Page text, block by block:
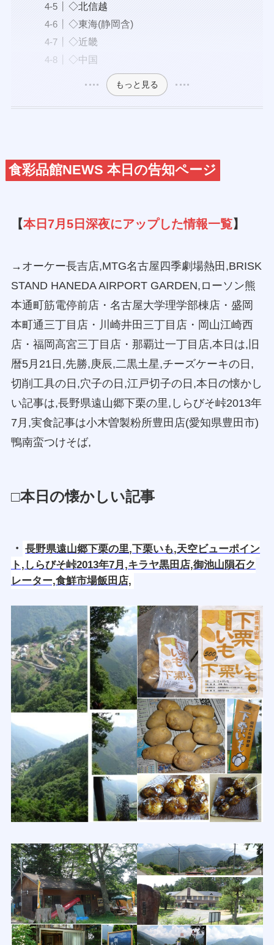
◇北信越
◇東海(静岡含)
◇近畿
◇中国
もっと見る
食彩品館NEWS 本日の告知ページ
【本日7月5日深夜にアップした情報一覧】
→オーケー長吉店,MTG名古屋四季劇場熱田,BRISK
STAND HANEDA AIRPORT GARDEN,ローソン熊
本通町筋電停前店・名古屋大学理学部棟店・盛岡
本町通三丁目店・川崎井田三丁目店・岡山江崎西
店・福岡高宮三丁目店・那覇辻一丁目店,本日は,旧
暦5月21日,先勝,庚辰,二黒土星,チーズケーキの日,
切削工具の日,穴子の日,江戸切子の日,本日の懐かし
い記事は,長野県遠山郷下栗の里,しらびそ峠2013年
7月,実食記事は小木曽製粉所豊田店(愛知県豊田市)
鴨南蛮つけそば,
□本日の懐かしい記事
・ 長野県遠山郷下栗の里,下栗いも,天空ビューポイン
ト,しらびそ峠2013年7月,キラヤ黒田店,御池山隕石ク
レーター,食鮮市場飯田店,